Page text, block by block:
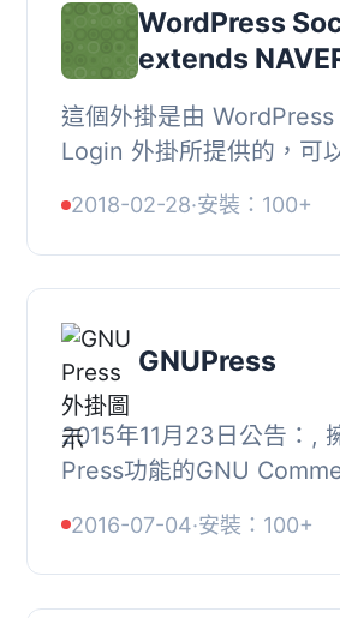
WordPress
extends
這個外掛是由
Login 外掛所提供的，可
確認您已經安裝
Login 外掛再啟...
2018-02-28·安裝：100+
GNUPress
2015年11月23日公告：,
Press功能的GNU
Press插件仍可使用，但除
求，否則建議使用GNU
2016-07-04·安裝：100+